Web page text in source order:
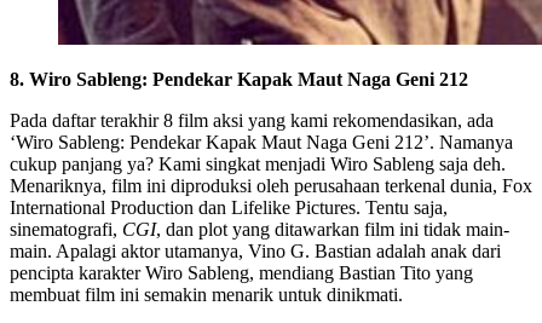
8. Wiro Sableng: Pendekar Kapak Maut Naga Geni 212
Pada daftar terakhir 8 film aksi yang kami rekomendasikan, ada
‘Wiro Sableng: Pendekar Kapak Maut Naga Geni 212’. Namanya
cukup panjang ya? Kami singkat menjadi Wiro Sableng saja deh.
Menariknya, film ini diproduksi oleh perusahaan terkenal dunia, Fox
International Production dan Lifelike Pictures. Tentu saja,
sinematografi, CGI, dan plot yang ditawarkan film ini tidak main-
main. Apalagi aktor utamanya, Vino G. Bastian adalah anak dari
pencipta karakter Wiro Sableng, mendiang Bastian Tito yang
membuat film ini semakin menarik untuk dinikmati.